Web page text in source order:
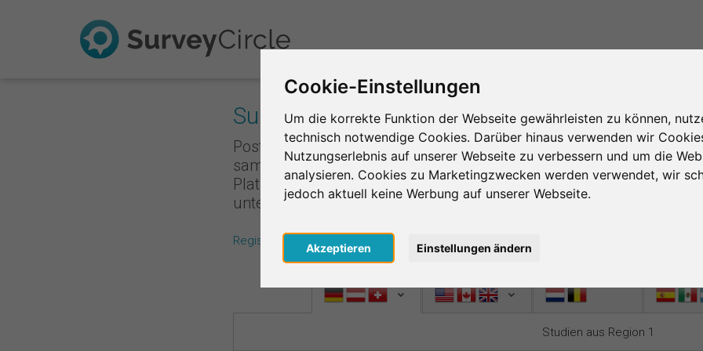
Cookie-Einstellungen
Um die korrekte Funktion der Webseite gewährleisten zu können,
technisch notwendige Cookies. Darüber hinaus verwenden wir
Nutzungserlebnis auf unserer Webseite zu verbessern und um die
analysieren. Cookies zu Marketingzwecken werden verwendet, wir
jedoch aktuell keine Werbung auf unserer Webseite.
Akzeptieren Einstellungen ändern
Survey Ranking – das Herzstück von
Poste deine Umfrage im Survey Ranking und nimm an Studien
sammelst du Punkte und verbesserst die Platzierung deiner Studie
Platzierung ist, desto mehr Menschen nehmen an deiner Studie
unterstützt, desto mehr Unterstützung bekommst du zurück.
Registriere dich kostenlos , um bei SurveyCircle Studienteilnehmer zu finden und
Studien aus Region 1